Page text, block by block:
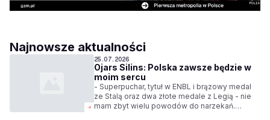
Najnowsze aktualności
25.07.2026
Ojars Silins: Polska zawsze będzie w
moim sercu
- Superpuchar, tytuł w ENBL i brązowy medal
ze Stalą oraz dwa złote medale z Legią - nie
mam zbyt wielu powodów do narzekań.